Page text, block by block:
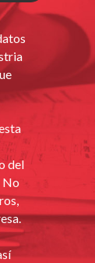
del
No